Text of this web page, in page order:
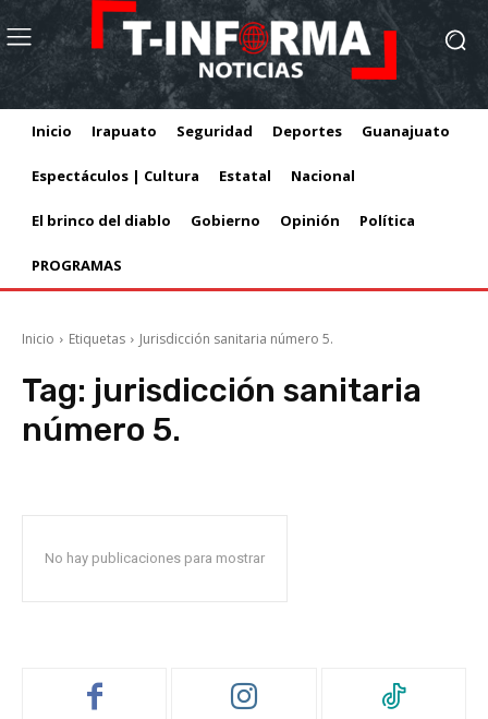
Inicio Irapuato Seguridad Deportes Guanajuato
Espectáculos | Cultura Estatal Nacional
El brinco del diablo Gobierno Opinión Política
PROGRAMAS
Inicio Etiquetas Jurisdicción sanitaria número 5.
Tag: jurisdicción sanitaria
número 5.
No hay publicaciones para mostrar